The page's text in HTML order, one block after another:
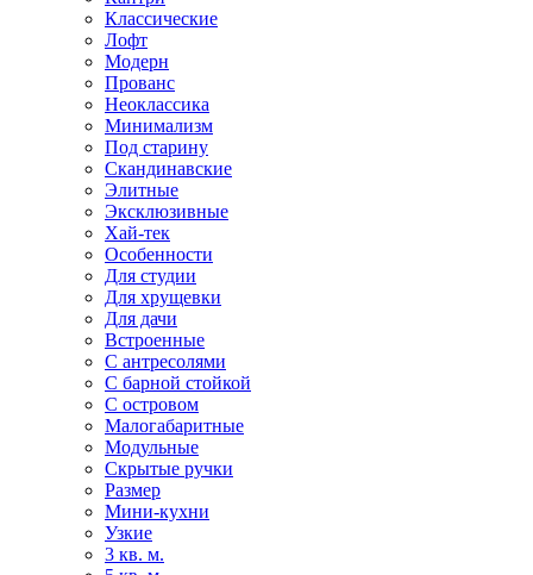
Классические
Лофт
Модерн
Прованс
Неоклассика
Минимализм
Под старину
Скандинавские
Элитные
Эксклюзивные
Хай-тек
Особенности
Для студии
Для хрущевки
Для дачи
Встроенные
С антресолями
С барной стойкой
С островом
Малогабаритные
Модульные
Скрытые ручки
Размер
Мини-кухни
Узкие
3 кв. м.